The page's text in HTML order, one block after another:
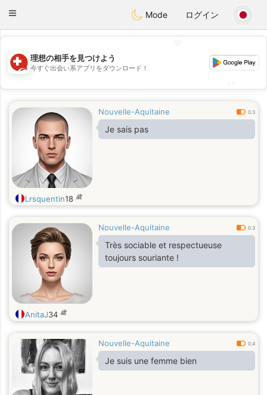
Suissi
Toggle
Mode ログイン
💖
💕
理想の相手を見つけよう
今すぐ出会い系アプリをダウンロード！
Nouvelle-Aquitaine 0.3
Je sais pas
Lrsquentin18 歳
Nouvelle-Aquitaine 0.3
Très sociable et respectueuse
toujours souriante !
AnitaJ34 歳
Nouvelle-Aquitaine 0.4
Je suis une femme bien